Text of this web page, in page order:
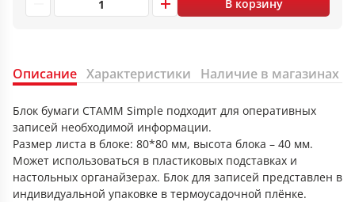
В корзину
Описание Характеристики Наличие в магазинах
Блок бумаги СТАММ Simple подходит для оперативных
записей необходимой информации.
Размер листа в блоке: 80*80 мм, высота блока – 40 мм.
Может использоваться в пластиковых подставках и
настольных органайзерах. Блок для записей представлен в
индивидуальной упаковке в термоусадочной плёнке.